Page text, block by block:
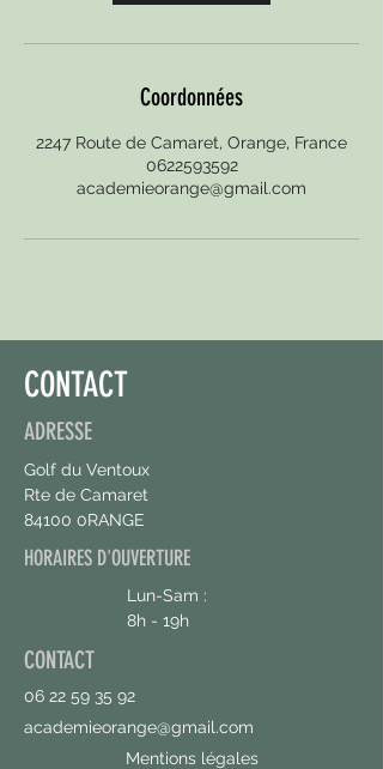
Coordonnées
2247 Route de Camaret, Orange, France
0622593592
academieorange@gmail.com
CONTACT
ADRESSE
Golf du Ventoux
Rte de Camaret
84100 0RANGE
HORAIRES D'OUVERTURE
Lun-Sam :
8h - 19h
CONTACT
06 22 59 35 92
academieorange@gmail.com
Mentions légales